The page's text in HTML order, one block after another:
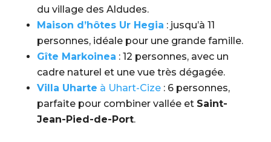
du village des Aldudes.
Maison d’hôtes Ur Hegia : jusqu’à 11
personnes, idéale pour une grande famille.
Gîte Markoinea : 12 personnes, avec un
cadre naturel et une vue très dégagée.
Villa Uharte à Uhart-Cize: 6 personnes,
parfaite pour combiner vallée et Saint-
Jean-Pied-de-Port.